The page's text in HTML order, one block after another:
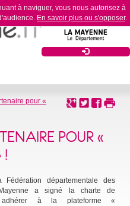
à naviguer, vous nous autorisez à
En savoir plus ou s'opposer.
pour «
POUR «
!
départementale des
a signé la charte de
adhérer à la plateforme «